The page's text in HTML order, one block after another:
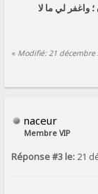
واغفر لي ما لا
« Modifié: 21 décembre
naceur
Membre VIP
Réponse #3 le: 21